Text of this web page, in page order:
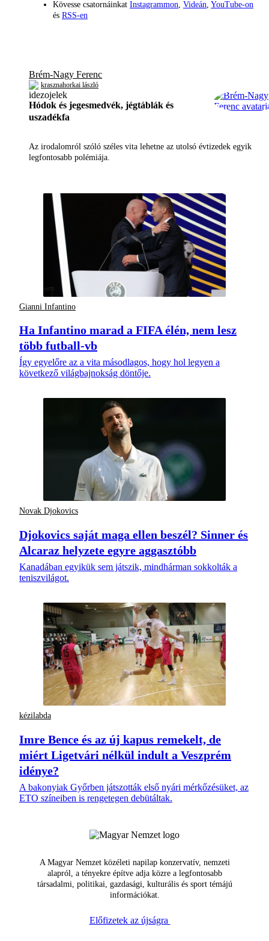
Kövesse csatornáinkat Instagrammon, Videán, YouTube-on
és RSS-en
Brém-Nagy Ferenc
krasznahorkai lászló
Hódok és jegesmedvék, jégtáblák és
uszadékfa
Az irodalomról szóló széles vita lehetne az utolsó évtizedek egyik
legfontosabb polémiája.
Gianni Infantino
Ha Infantino marad a FIFA élén, nem lesz
több futball-vb
Így egyelőre az a vita másodlagos, hogy hol legyen a
következő világbajnokság döntője.
Novak Djokovics
Djokovics saját maga ellen beszél? Sinner és
Alcaraz helyzete egyre aggasztóbb
Kanadában egyikük sem játszik, mindhárman sokkolták a
teniszvilágot.
kézilabda
Imre Bence és az új kapus remekelt, de
miért Ligetvári nélkül indult a Veszprém
idénye?
A bakonyiak Győrben játszották első nyári mérkőzésüket, az
ETO színeiben is rengetegen debütáltak.
A Magyar Nemzet közéleti napilap konzervatív, nemzeti
alapról, a tényekre építve adja közre a legfontosabb
társadalmi, politikai, gazdasági, kulturális és sport témájú
információkat.
Előfizetek az újságra